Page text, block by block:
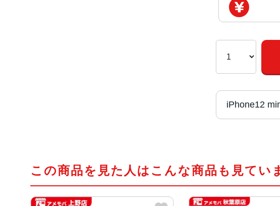
iPhone12
発売日
質量
この商品を見た人はこんな商品も見てい